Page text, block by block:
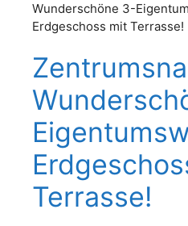
Wunderschöne 3-
Erdgeschoss mit Terrasse!
Terrasse!